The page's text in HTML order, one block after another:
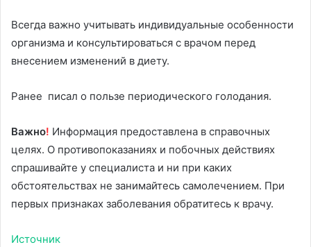
Всегда важно учитывать индивидуальные особенности
организма и консультироваться с врачом перед
внесением изменений в диету.
Ранее писал о пользе периодического голодания.
Важно! Информация предоставлена в справочных
целях. О противопоказаниях и побочных действиях
спрашивайте у специалиста и ни при каких
обстоятельствах не занимайтесь самолечением. При
первых признаках заболевания обратитесь к врачу.
Источник